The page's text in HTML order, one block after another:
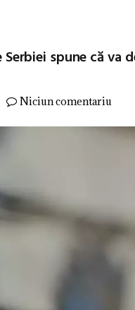
Serbiei spune că
Niciun comentariu